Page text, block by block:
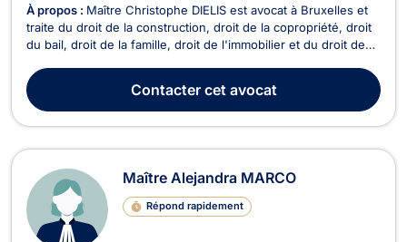
À propos : Maître Christophe DIELIS est avocat à Bruxelles et
traite du droit de la construction, droit de la copropriété, droit
du bail, droit de la famille, droit de l'immobilier et du droit des
construction pour retards de livraison, vente en l'état futur
d'achèvement, malfaçons...
Contactercet avocat
Maître Alejandra MARCO
Répond rapidement